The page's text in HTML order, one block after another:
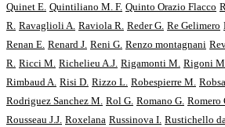
Quinet E. Quintiliano M. F. Quinto Orazio Flacco
R. Ravaglioli A. Raviola R. Reder G. Re Gelimero
Renan E. Renard J. Reni G. Renzo montagnani
R. Ricci M. Richelieu A.J. Rigamonti M. Rigoni
Rimbaud A. Risi D. Rizzo L. Robespierre M.
Rodriguez Sanchez M. Rol G. Romano G. Romero
Rousseau J.J. Roxelana Russinova I. Rustichello